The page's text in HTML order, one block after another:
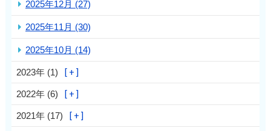
2025年12月 (27)
2025年11月 (30)
2025年10月 (14)
2023年 (1)
2022年 (6)
2021年 (17)